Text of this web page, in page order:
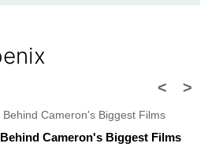
>
<
Cameron's Biggest Films